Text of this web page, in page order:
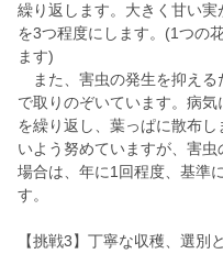
繰り返します。大きく甘い
を3つ程度にします。(1つの
ます)
また、害虫の発生を抑える
で取りのぞいています。病
を繰り返し、葉っぱに散布
いよう努めていますが、害
場合は、年に1回程度、基準
す。
【挑戦3】丁寧な収穫、選別